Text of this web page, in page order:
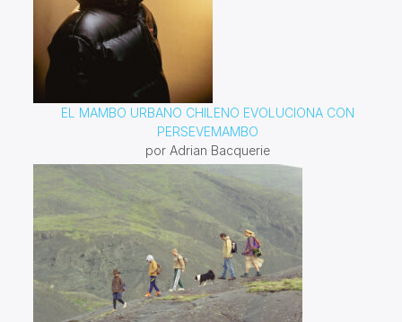
EL MAMBO URBANO CHILENO EVOLUCIONA CON
PERSEVEMAMBO
por Adrian Bacquerie